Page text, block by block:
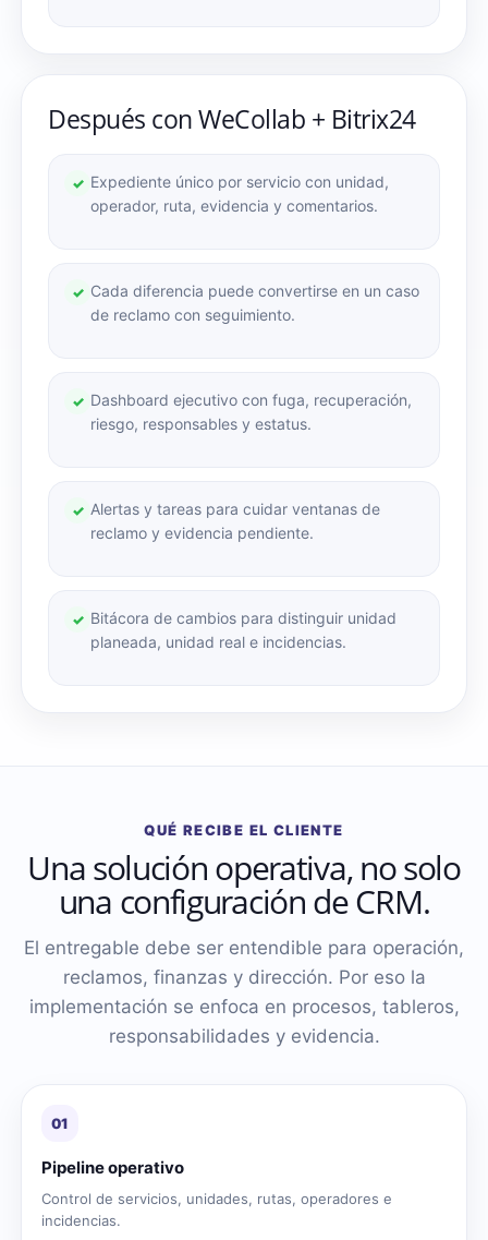
Después con WeCollab + Bitrix24
✓ Expediente único por servicio con unidad,
operador, ruta, evidencia y comentarios.
✓ Cada diferencia puede convertirse en un caso
de reclamo con seguimiento.
✓ Dashboard ejecutivo con fuga, recuperación,
riesgo, responsables y estatus.
✓ Alertas y tareas para cuidar ventanas de
reclamo y evidencia pendiente.
✓ Bitácora de cambios para distinguir unidad
planeada, unidad real e incidencias.
QUÉ RECIBE EL CLIENTE
Una solución operativa, no solo
una configuración de CRM.
El entregable debe ser entendible para operación,
reclamos, finanzas y dirección. Por eso la
implementación se enfoca en procesos, tableros,
responsabilidades y evidencia.
01
Pipeline operativo
Control de servicios, unidades, rutas, operadores e
incidencias.